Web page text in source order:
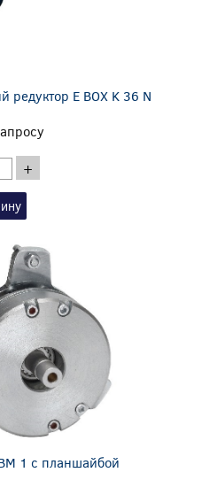
редуктор E BOX K 36 N
+
1 с планшайбой